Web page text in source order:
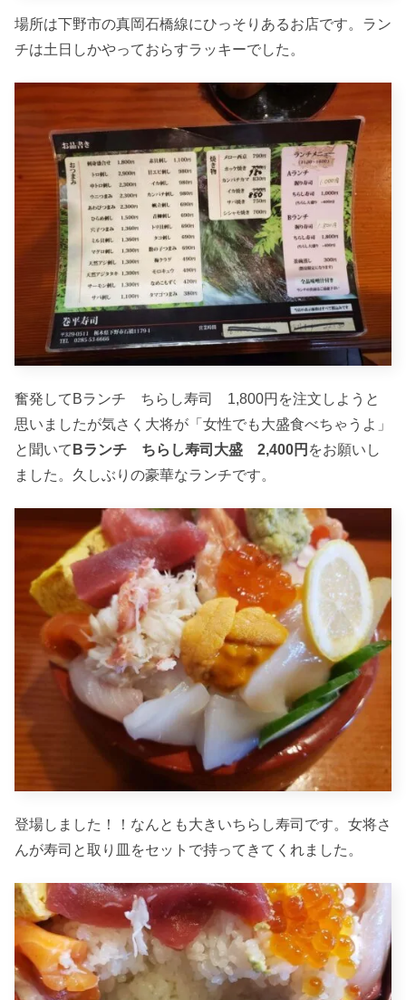
場所は下野市の真岡石橋線にひっそりあるお店です。ラン
チは土日しかやっておらすラッキーでした。
奮発してBランチ ちらし寿司 1,800円を注文しようと
思いましたが気さく大将が「女性でも大盛食べちゃうよ」
と聞いて Bランチ ちらし寿司大盛 2,400円 をお願いし
ました。久しぶりの豪華なランチです。
登場しました！！なんとも大きいちらし寿司です。女将さ
んが寿司と取り皿をセットで持ってきてくれました。